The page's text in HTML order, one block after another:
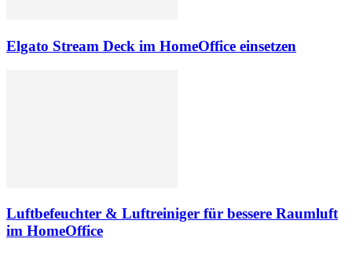
Elgato Stream Deck im HomeOffice einsetzen
Luftbefeuchter & Luftreiniger für bessere Raumluft
im HomeOffice